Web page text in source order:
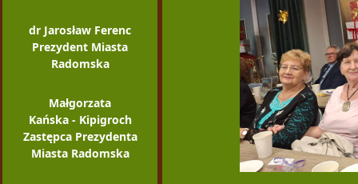
dr Jarosław Ferenc
Prezydent Miasta
Radomska
Małgorzata
Kańska - Kipigroch
Zastępca Prezydenta
Miasta Radomska